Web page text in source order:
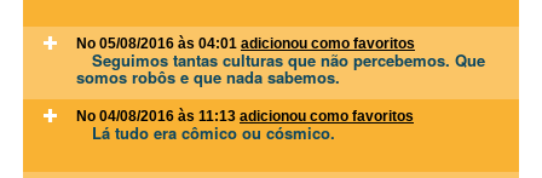
No 05/08/2016 às 04:01 adicionou como favoritos
Seguimos tantas culturas que não percebemos. Que
somos robôs e que nada sabemos.
No 04/08/2016 às 11:13 adicionou como favoritos
Lá tudo era cômico ou cósmico.